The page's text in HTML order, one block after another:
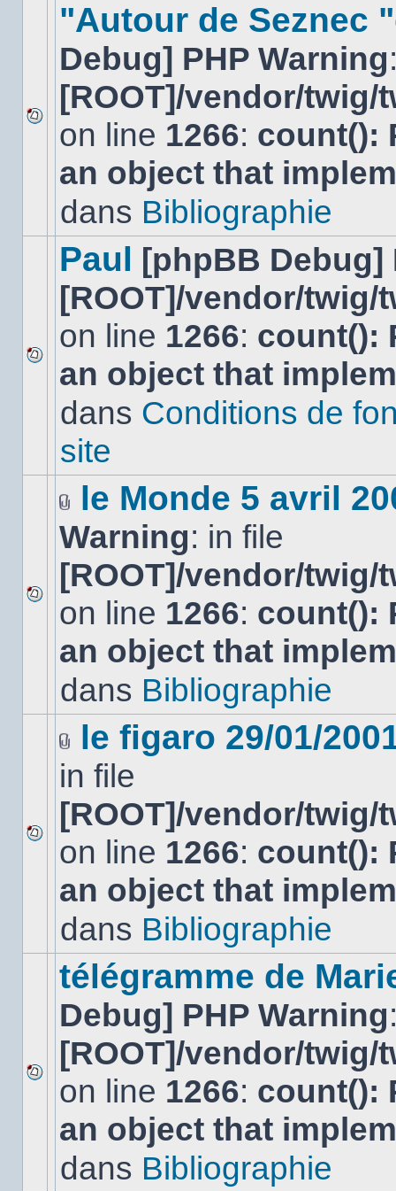
Aucun
nouveau
message
non-
dans
"Autour de Seznec
Debug] PHP Warning
[ROOT]/vendor/
on line 1266: count():
an object that
dans Bibliographie
Aucun
nouveau
message
non-
dans
Paul [phpBB Debug]
[ROOT]/vendor/
on line 1266: count():
an object that
dans Conditions de
site
Aucun
nouveau
message
non-
dans
joint(s)
le Monde 5 avril
Warning: in file
[ROOT]/vendor/
on line 1266: count():
an object that
dans Bibliographie
Aucun
nouveau
message
non-
dans
joint(s)
le figaro 29/01/
in file
[ROOT]/vendor/
on line 1266: count():
an object that
dans Bibliographie
Aucun
nouveau
message
non-
dans
télégramme de
Debug] PHP Warning
[ROOT]/vendor/
on line 1266: count():
an object that
dans Bibliographie